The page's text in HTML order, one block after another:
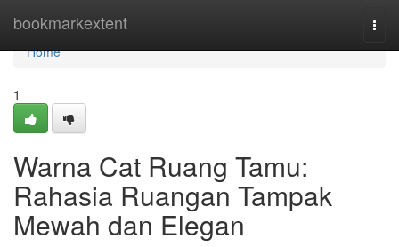
bookmarkextent
Home
Home
1
Warna Cat Ruang Tamu:
Rahasia Ruangan Tampak
Mewah dan Elegan